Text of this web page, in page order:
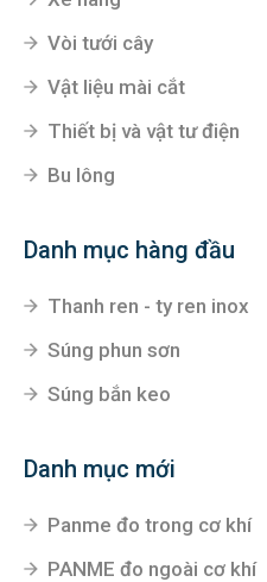
Vòi tưới cây
Vật liệu mài cắt
Thiết bị và vật tư điện
Bu lông
Danh mục hàng đầu
Thanh ren - ty ren inox
Súng phun sơn
Súng bắn keo
Danh mục mới
Panme đo trong cơ khí
PANME đo ngoài cơ khí